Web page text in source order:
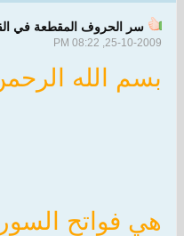
سر الحروف المقطعة في
25-10-2009, 08:22 PM
بسم الله
هي فواتح